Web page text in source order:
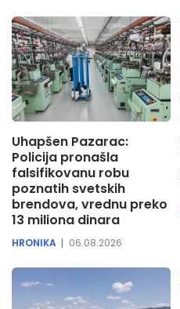
Uhapšen Pazarac:
Policija pronašla
falsifikovanu robu
poznatih svetskih
brendova, vrednu preko
13 miliona dinara
HRONIKA 06.08.2026